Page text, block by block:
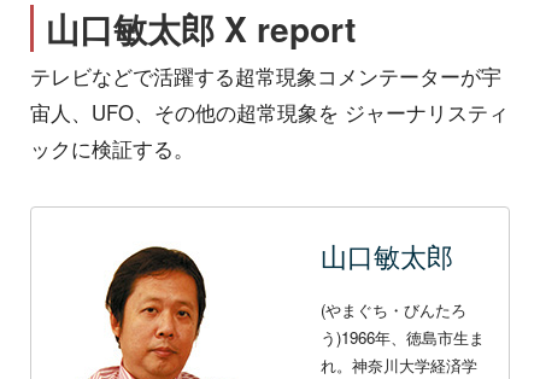
山口敏太郎 X report
テレビなどで活躍する超常現象コメンテーターが宇
宙人、UFO、その他の超常現象を ジャーナリスティ
ックに検証する。
山口敏太郎
(やまぐち・びんたろ
う)1966年、徳島市生ま
れ。神奈川大学経済学